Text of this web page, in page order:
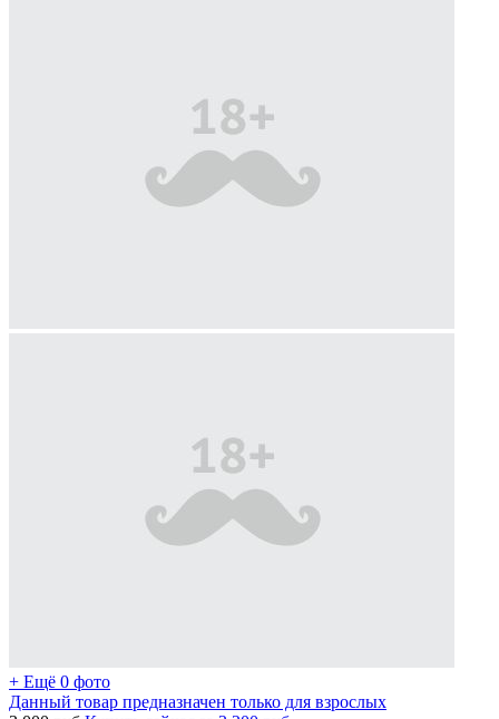
+ Ещё 0 фото
Данный товар предназначен только для взрослых